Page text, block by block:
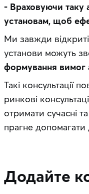
- Враховуючи таку
установам, щоб
Ми завжди
установи можуть
формування вимог
Такі консультації
ринкові
отримати сучасні
прагне допомагати
Додайте